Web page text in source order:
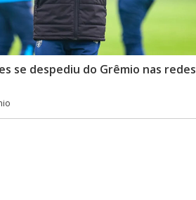
se despediu do Grêmio nas redes